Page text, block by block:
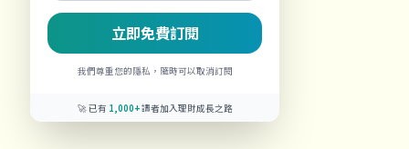
立即免費訂閱
我們尊重您的隱私，隨時可以取消訂閱
🚀 已有 1,000+讀者加入理財成長之路